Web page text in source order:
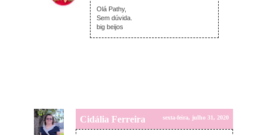
Olá Pathy,
Sem dúvida.
big beijos
Cidália Ferreira sexta-feira, julho 31, 2020